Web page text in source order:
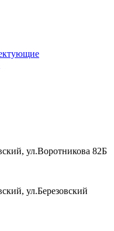
ул.Воротникова 82Б
ул.Березовский